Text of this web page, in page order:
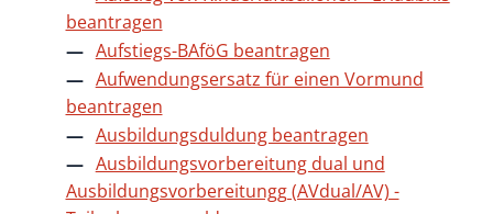
beantragen
Aufstiegs-BAföG beantragen
Aufwendungsersatz für einen Vormund
beantragen
Ausbildungsduldung beantragen
Ausbildungsvorbereitung dual und
Ausbildungsvorbereitungg (AVdual/AV) -